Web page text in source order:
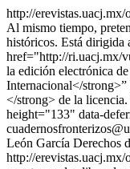
http://
Al mismo tiempo,
históricos. Está
href="http://ri.uacj.mx/
la edición electrónica
Internacional</
</strong> de la
height="133" data-
León García Derechos
http://